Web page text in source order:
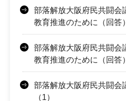
部落解放大阪府民共闘会
教育推進のために（回答
部落解放大阪府民共闘会
教育推進のために（回答
部落解放大阪府民共闘会
（1）